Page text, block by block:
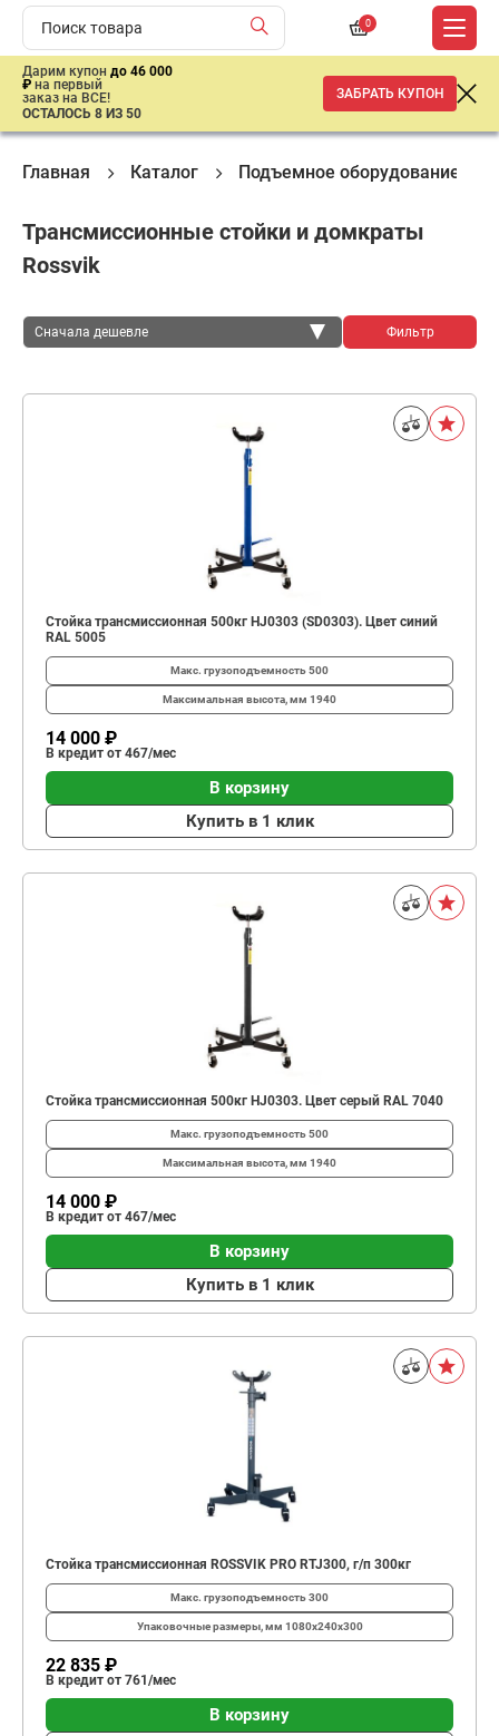
0
Дарим купон до 46 000
₽ на первый
заказ на ВСЕ!
ОСТАЛОСЬ 8 ИЗ 50
ЗАБРАТЬ КУПОН
Главная Каталог Подъемное оборудование
Трансмиссионные стойки и домкраты
Rossvik
Сначала дешевле Фильтр
Стойка трансмиссионная 500кг HJ0303 (SD0303). Цвет синий
RAL 5005
Макс. грузоподъемность500
Максимальная высота, мм 1940
14 000 ₽
В кредит от 467/мес
В корзину
Купить в 1 клик
Стойка трансмиссионная 500кг HJ0303. Цвет серый RAL 7040
Макс. грузоподъемность500
Максимальная высота, мм 1940
14 000 ₽
В кредит от 467/мес
В корзину
Купить в 1 клик
Стойка трансмиссионная ROSSVIK PRO RTJ300, г/п 300кг
Макс. грузоподъемность300
Упаковочные размеры, мм 1080х240х300
22 835 ₽
В кредит от 761/мес
В корзину